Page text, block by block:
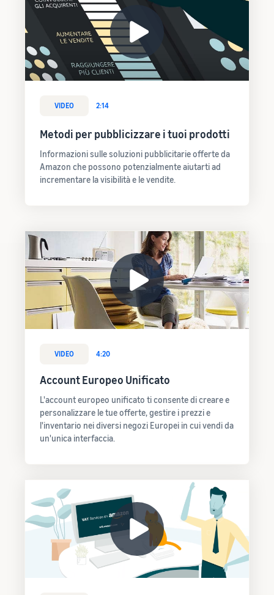
VIDEO 2:14
Metodi per pubblicizzare i tuoi prodotti
Informazioni sulle soluzioni pubblicitarie offerte da
Amazon che possono potenzialmente aiutarti ad
incrementare la visibilità e le vendite.
VIDEO 4:20
Account Europeo Unificato
L'account europeo unificato ti consente di creare e
personalizzare le tue offerte, gestire i prezzi e
l'inventario nei diversi negozi Europei in cui vendi da
un'unica interfaccia.